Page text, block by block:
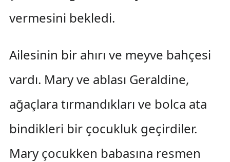
vermesini bekledi.
Ailesinin bir ahırı ve meyve bahçesi
vardı. Mary ve ablası Geraldine,
ağaçlara tırmandıkları ve bolca ata
bindikleri bir çocukluk geçirdiler.
Mary çocukken babasına resmen